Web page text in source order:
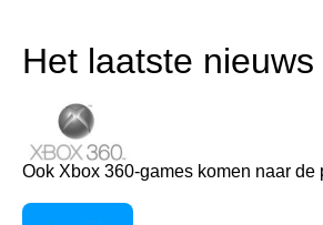
Het laatste nieuws
Ook Xbox 360-games komen naar de